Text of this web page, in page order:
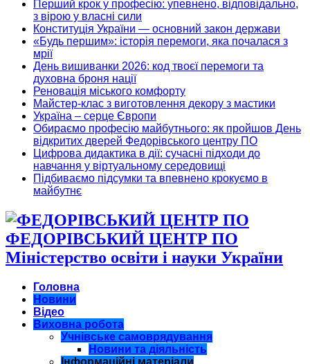
Перший крок у професію: упевнено, відповідально,
з вірою у власні сили
Конституція України — основний закон держави
«Будь першим»: історія перемоги, яка почалася з
мрії
День вишиванки 2026: код твоєї перемоги та
духовна броня нації
Реновація міського комфорту
Майстер-клас з виготовлення декору з мастики
Україна – серце Європи
Обираємо професію майбутнього: як пройшов День
відкритих дверей Федорівського центру ПО
Цифрова дидактика в дії: сучасні підходи до
навчання у віртуальному середовищі
Підбиваємо підсумки та впевнено крокуємо в
майбутнє
ФЕДОРІВСЬКИЙ ЦЕНТР ПО
Міністерство освіти і науки України
Головна
Новини
Відео
Виховна робота
Учнівське самоврядування
Новини та діяльність
Інформаційні матеріали